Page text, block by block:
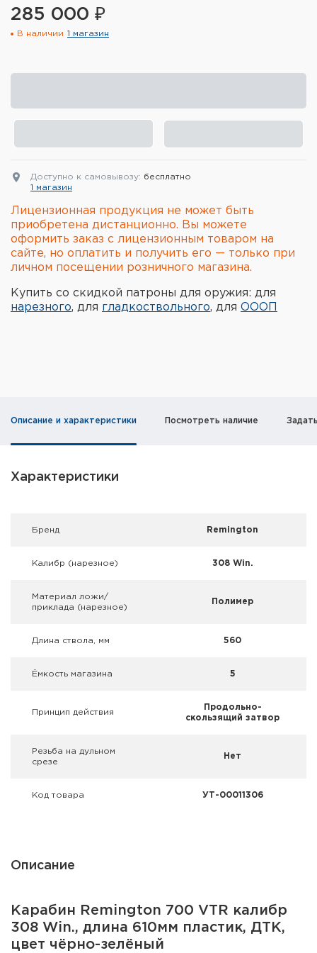
Элементы питания и зарядные
устройства
Инструменты
Опоры и станки для оружия
Термосы, термосумки, бутылки
Мишени
Чехлы и кейсы
285 000 ₽
В наличии 1 магазин
Доступно к самовывозу: бесплатно
1 магазин
Лицензионная продукция не может быть
приобретена дистанционно. Вы можете
оформить заказ с лицензионным товаром на
сайте, но оплатить и получить его — только при
личном посещении розничного магазина.
Купить со скидкой патроны для оружия: для
нарезного, для гладкоствольного, для ОООП
Описание и характеристики Посмотреть наличие
Характеристики
Брeнд Remington
Калибр (нарезное) 308 Win.
Материал ложи/
приклада (нарезное)
Полимер
Длина ствола, мм 560
Ёмкость магазина 5
Принцип действия
Продольно-
скользящий затвор
Резьба на дульном
срезе
Нет
Код товара УТ-00011306
Описание
Карабин Remington 700 VTR калибр
308 Win., длина 610мм пластик, ДТК,
цвет чёрно-зелёный